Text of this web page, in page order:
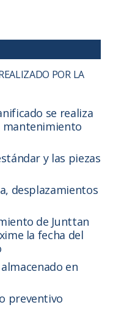
POR LA
se realiza
mantenimiento
y las piezas
desplazamientos
de Junttan
la fecha del
en
preventivo